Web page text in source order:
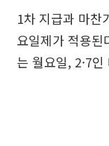
1차 지급과 마찬
요일제가 적용된
는 월요일, 2·7